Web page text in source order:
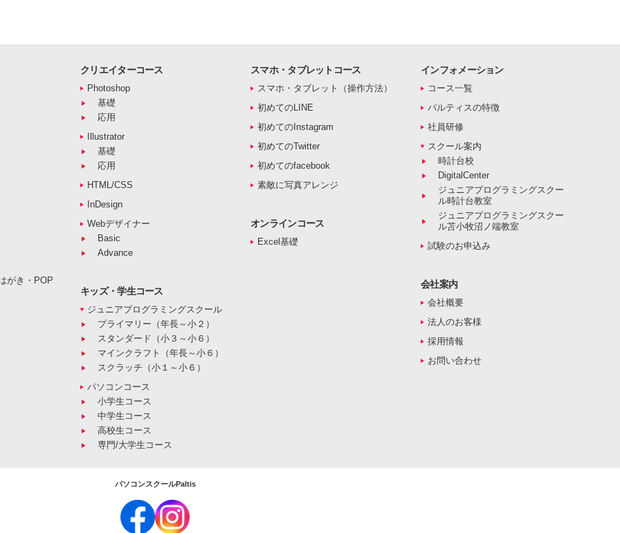
がき・POP
クリエイターコース
Photoshop
基礎
応用
Illustrator
基礎
応用
HTML/CSS
InDesign
Webデザイナー
Basic
Advance
キッズ・学生コース
ジュニアプログラミングスクール
プライマリー（年長～小２）
スタンダード（小３～小６）
マインクラフト（年長～小６）
スクラッチ（小１～小６）
パソコンコース
小学生コース
中学生コース
高校生コース
専門/大学生コース
スマホ・タブレットコース
スマホ・タブレット（操作方法）
初めてのLINE
初めてのInstagram
初めてのTwitter
初めてのfacebook
素敵に写真アレンジ
オンラインコース
Excel基礎
インフォメーション
コース一覧
パルティスの特徴
社員研修
スクール案内
時計台校
DigitalCenter
ジュニアプログラミングスクー
ル時計台教室
ジュニアプログラミングスクー
ル苫小牧沼ノ端教室
試験のお申込み
会社案内
会社概要
法人のお客様
採用情報
お問い合わせ
パソコンスクールPaltis